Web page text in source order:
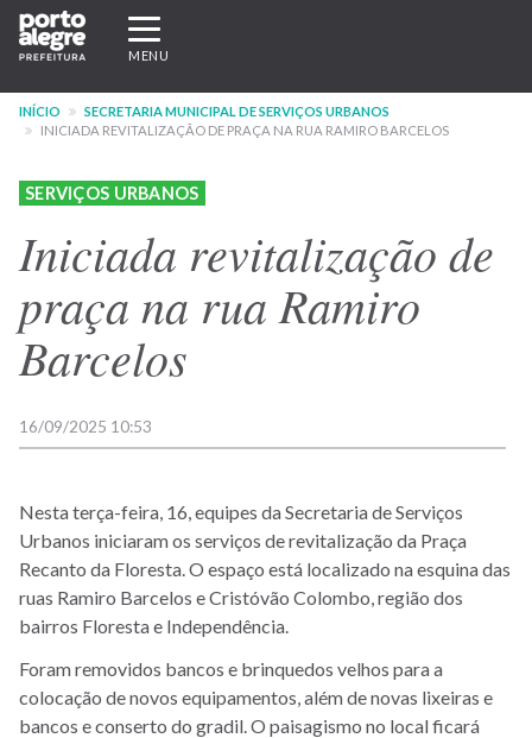
Pular
para
conteúdo
principal
Expandir/recolher
navegação
MENU
INÍCIO
SECRETARIA MUNICIPAL DE SERVIÇOS URBANOS
INICIADA REVITALIZAÇÃO DE PRAÇA NA RUA RAMIRO BARCELOS
SERVIÇOS URBANOS
Iniciada revitalização de
praça na rua Ramiro
Barcelos
16/09/2025 10:53
Nesta terça-feira, 16, equipes da Secretaria de Serviços
Urbanos iniciaram os serviços de revitalização da Praça
Recanto da Floresta. O espaço está localizado na esquina das
ruas Ramiro Barcelos e Cristóvão Colombo, região dos
bairros Floresta e Independência.
Foram removidos bancos e brinquedos velhos para a
colocação de novos equipamentos, além de novas lixeiras e
bancos e conserto do gradil. O paisagismo no local ficará